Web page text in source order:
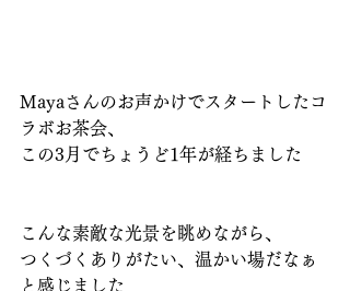
Mayaさんのお声かけでスタートしたコ
ラボお茶会、
この3月でちょうど1年が経ちました
こんな素敵な光景を眺めながら、
つくづくありがたい、温かい場だなぁ
と感じました